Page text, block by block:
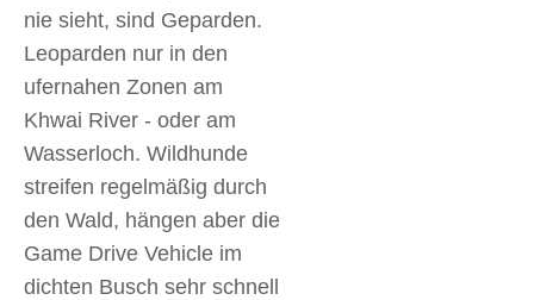
nie sieht, sind Geparden.
Leoparden nur in den
ufernahen Zonen am
Khwai River - oder am
Wasserloch. Wildhunde
streifen regelmäßig durch
den Wald, hängen aber die
Game Drive Vehicle im
dichten Busch sehr schnell